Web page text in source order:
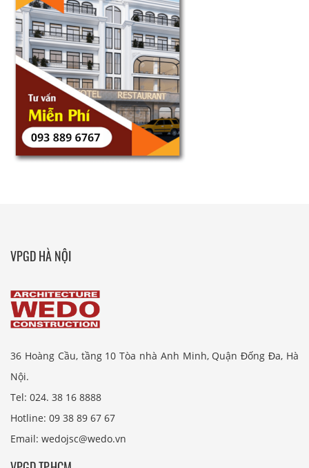
VPGD HÀ NỘI
36 Hoàng Cầu, tầng 10 Tòa nhà Anh Minh, Quận Đống Đa, Hà
Nội.
Tel: 024. 38 16 8888
Hotline: 09 38 89 67 67
Email: wedojsc@wedo.vn